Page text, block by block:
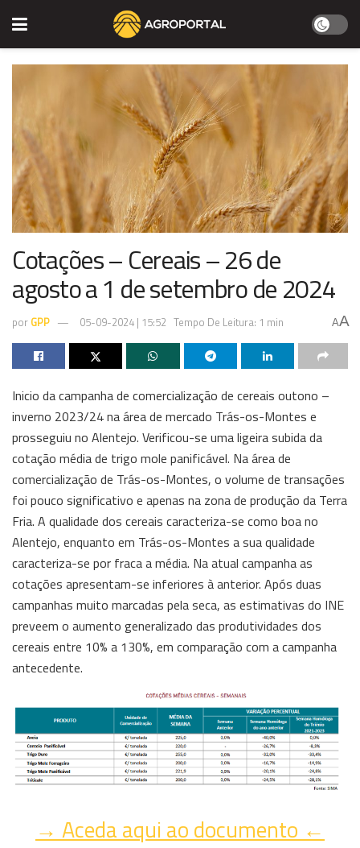
Cotações – Cereais – 26 de
agosto a 1 de setembro de 2024
por GPP 05-09-2024 | 15:52 Tempo De Leitura: 1 min AA
Inicio da campanha de comercialização de cereais outono –
inverno 2023/24 na área de mercado Trás-os-Montes e
prosseguiu no Alentejo. Verificou-se uma ligeira subida da
cotação média de trigo mole panificável. Na área de
comercialização de Trás-os-Montes, o volume de transações
foi pouco significativo e apenas na zona de produção da Terra
Fria. A qualidade dos cereais caracteriza-se como boa no
Alentejo, enquanto em Trás-os-Montes a sua qualidade
caracteriza-se por fraca a média. Na atual campanha as
cotações apresentam-se inferiores à anterior. Após duas
campanhas muito marcadas pela seca, as estimativas do INE
preveem o aumento generalizado das produtividades dos
cereais entre 10% a 130%, em comparação com a campanha
antecedente.
→ Aceda aqui ao documento ←